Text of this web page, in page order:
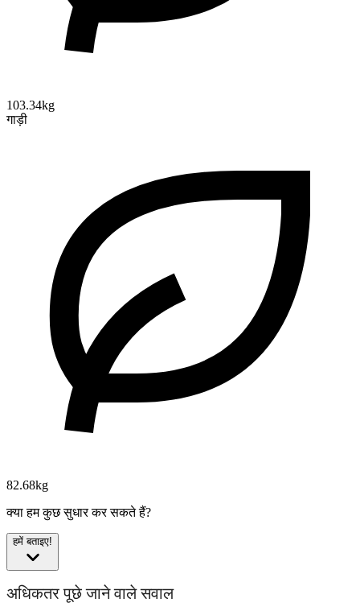
103.34kg
गाड़ी
82.68kg
क्या हम कुछ सुधार कर सकते हैं?
हमें बताइए!
अधिकतर पूछे जाने वाले सवाल